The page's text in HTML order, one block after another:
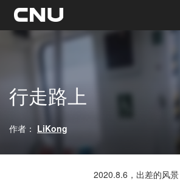
行走路上
作者： LiKong
2020.8.6，出差的风景